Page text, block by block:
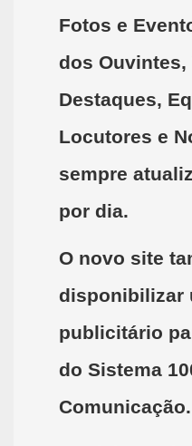
Fotos e
dos Ouvintes,
Destaques,
Locutores e
sempre
por dia.
O novo site
disponibilizar
publicitário
do Sistema
Comunicação.